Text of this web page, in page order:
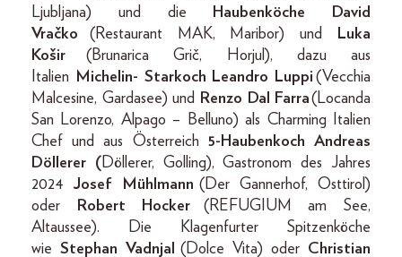
Ljubljana) und die
Haubenköche David
Vračko (Restaurant MAK, Maribor) und
Luka
Košir(Brunarica Grič, Horjul), dazu aus
Italien
Michelin- Starkoch Leandro Luppi(Vecchia
Malcesine, Gardasee) und
Renzo Dal Farra(Locanda
San Lorenzo, Alpago – Belluno) als Charming Italien
Chef und aus Österreich 5-Haubenkoch Andreas
Döllerer ( Döllerer, Golling), Gastronom des Jahres
2024 Josef Mühlmann(Der Gannerhof, Osttirol)
oder
Robert Hocker (REFUGIUM am See,
Altaussee). Die Klagenfurter Spitzenköche
wieStephan Vadnjal (Dolce Vita) oder Christian